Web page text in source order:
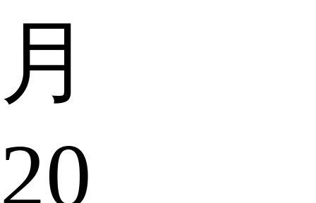
月
20